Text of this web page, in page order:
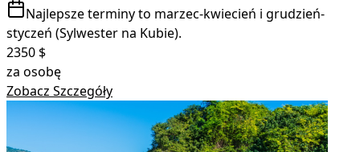
Najlepsze terminy to marzec-kwiecień i grudzień-
styczeń (Sylwester na Kubie).
2350 $
za osobę
Zobacz Szczegóły